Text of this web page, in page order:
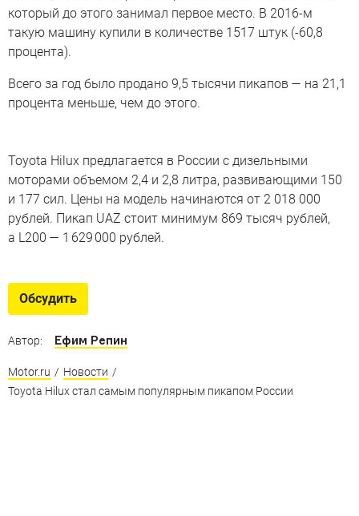
который до этого занимал первое место. В 2016-м
такую машину купили в количестве 1517 штук (-60,8
процента).
Всего за год было продано 9,5 тысячи пикапов — на 21,1
процента меньше, чем до этого.
Toyota Hilux
Toyota Hilux предлагается в России с дизельными
моторами объемом 2,4 и 2,8 литра, развивающими 150
и 177 сил. Цены на модель начинаются от 2 018 000
рублей. Пикап UAZ стоит минимум 869 тысяч рублей,
а L200 — 1 629 000 рублей.
Обсудить
Автор: Ефим Репин
Motor.ru / Новости /
Toyota Hilux стал самым популярным пикапом России